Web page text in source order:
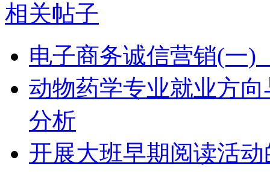
相关帖子
电子商务诚信营销(一)
动物药学专业就业方
分析
开展大班早期阅读活